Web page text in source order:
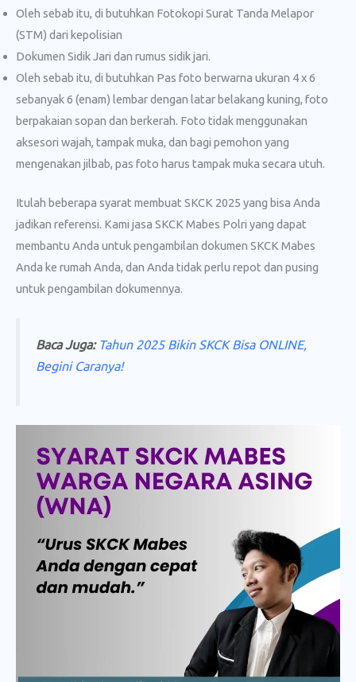
Oleh sebab itu, di butuhkan Fotokopi Surat Tanda Melapor
(STM) dari kepolisian
Dokumen Sidik Jari dan rumus sidik jari.
Oleh sebab itu, di butuhkan Pas foto berwarna ukuran 4 x 6
sebanyak 6 (enam) lembar dengan latar belakang kuning, foto
berpakaian sopan dan berkerah. Foto tidak menggunakan
aksesori wajah, tampak muka, dan bagi pemohon yang
mengenakan jilbab, pas foto harus tampak muka secara utuh.
Itulah beberapa syarat membuat SKCK 2025 yang bisa Anda
jadikan referensi. Kami jasa SKCK Mabes Polri yang dapat
membantu Anda untuk pengambilan dokumen SKCK Mabes
Anda ke rumah Anda, dan Anda tidak perlu repot dan pusing
untuk pengambilan dokumennya.
Baca Juga: Tahun 2025 Bikin SKCK Bisa ONLINE,
Begini Caranya!